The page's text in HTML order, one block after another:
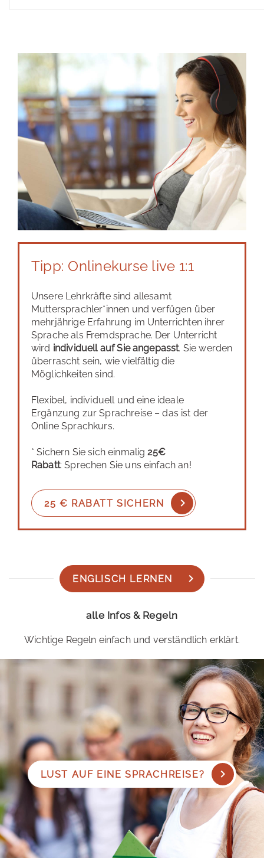
Tipp: Onlinekurse live 1:1
Unsere Lehrkräfte sind allesamt
Muttersprachler*innen und verfügen über
mehrjährige Erfahrung im Unterrichten ihrer
Sprache als Fremdsprache. Der Unterricht
wird individuell auf Sie angepasst. Sie werden
überrascht sein, wie vielfältig die
Möglichkeiten sind.
Flexibel, individuell und eine ideale
Ergänzung zur Sprachreise – das ist der
Online Sprachkurs.
* Sichern Sie sich einmalig25€
Rabatt: Sprechen Sie uns einfach an!
25 € RABATT SICHERN
ENGLISCH LERNEN
alle Infos & Regeln
Wichtige Regeln einfach und verständlich erklärt.
LUST AUF EINE SPRACHREISE?